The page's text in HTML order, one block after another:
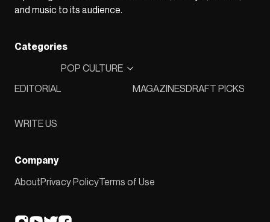
and music to its audience.
Categories
EDITORIAL
POP CULTURE
MAGAZINESDRAFT PICKS
WRITE US
Company
AboutPrivacy PolicyTerms of Use